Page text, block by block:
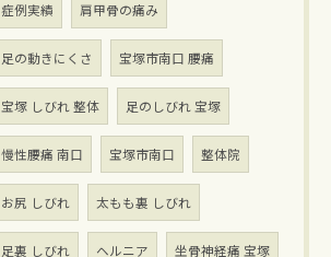
症例実績 肩甲骨の痛み
足の動きにくさ 宝塚市南口 腰痛
宝塚 しびれ 整体 足のしびれ 宝塚
慢性腰痛 南口 宝塚市南口 整体院
お尻 しびれ 太もも裏 しびれ
足裏 しびれ ヘルニア 坐骨神経痛 宝塚